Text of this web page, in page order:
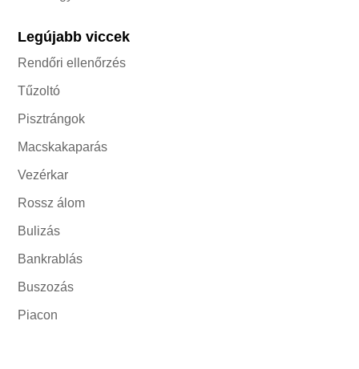
Legújabb viccek
Rendőri ellenőrzés
Tűzoltó
Pisztrángok
Macskakaparás
Vezérkar
Rossz álom
Bulizás
Bankrablás
Buszozás
Piacon